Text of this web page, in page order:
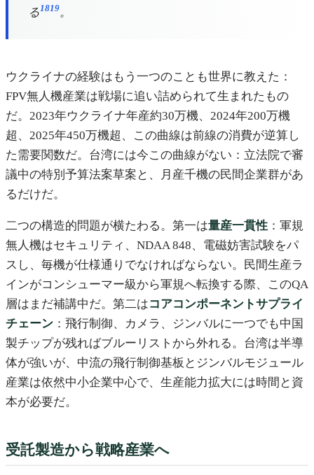
る1819。
ウクライナの経験はもう一つのことも世界に教えた：
FPV無人機産業は戦場に追い詰められて生まれたもの
だ。2023年ウクライナ年産約30万機、2024年200万機
超、2025年450万機超、この曲線は前線の消費が逆算し
た需要関数だ。台湾には今この曲線がない：立法院で審
議中の特別予算法案草案と、月産千機の民間企業群があ
るだけだ。
二つの構造的問題が横たわる。第一は量産一貫性 ：軍規
無人機はセキュリティ、NDAA 848、電磁妨害試験をパ
スし、毎機が仕様通りでなければならない。民間生産ラ
インがコンシューマー級から軍規へ転換する際、このQA
層はまだ補講中だ。第二はコアコンポーネントサプライ
チェーン ：飛行制御、カメラ、ジンバルに一つでも中国
製チップが残ればブルーリストから外れる。台湾は半導
体が強いが、中流の飛行制御基板とジンバルモジュール
産業は依然中小企業中心で、生産能力拡大には時間と資
本が必要だ。
受託製造から戦略産業へ